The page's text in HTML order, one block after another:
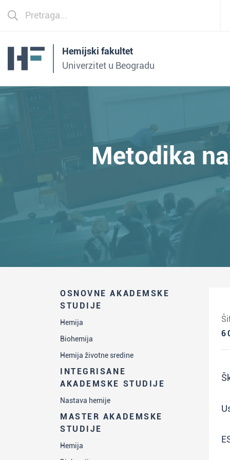
Hemijski fakultet
Univerzitet u Beogradu
Metodika
OSNOVNE AKADEMSKE
STUDIJE
Hemija
Biohemija
Hemija životne sredine
INTEGRISANE
AKADEMSKE STUDIJE
Nastava hemije
MASTER AKADEMSKE
STUDIJE
Hemija